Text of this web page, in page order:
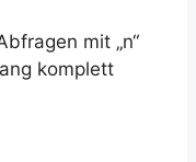
mit „n“
komplett